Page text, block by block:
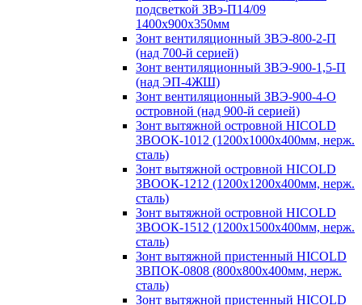
подсветкой ЗВэ-П14/09
1400х900х350мм
Зонт вентиляционный ЗВЭ-800-2-П
(над 700-й серией)
Зонт вентиляционный ЗВЭ-900-1,5-П
(над ЭП-4ЖШ)
Зонт вентиляционный ЗВЭ-900-4-О
островной (над 900-й серией)
Зонт вытяжной островной HICOLD
ЗВООК-1012 (1200х1000х400мм, нерж.
сталь)
Зонт вытяжной островной HICOLD
ЗВООК-1212 (1200x1200x400мм, нерж.
сталь)
Зонт вытяжной островной HICOLD
ЗВООК-1512 (1200х1500х400мм, нерж.
сталь)
Зонт вытяжной пристенный HICOLD
ЗВПОК-0808 (800х800х400мм, нерж.
сталь)
Зонт вытяжной пристенный HICOLD